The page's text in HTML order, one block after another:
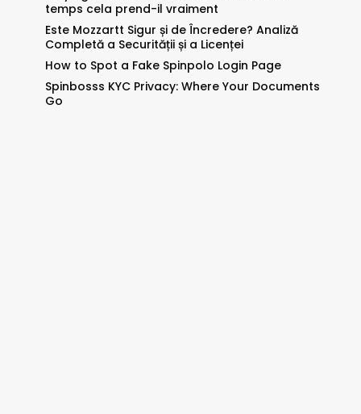
temps cela prend-il vraiment
Este Mozzartt Sigur și de Încredere? Analiză
Completă a Securității și a Licenței
How to Spot a Fake Spinpolo Login Page
Spinbosss KYC Privacy: Where Your Documents
Go